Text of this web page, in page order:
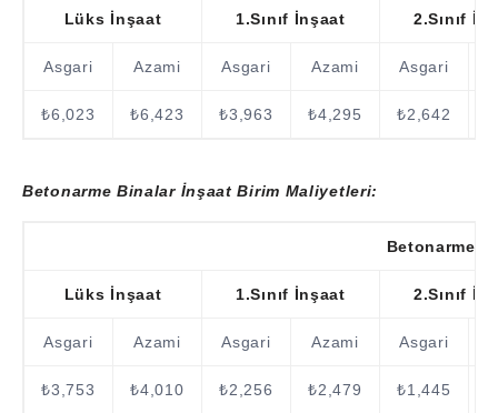
Lüks İnşaat 1.Sınıf İnşaat 2.Sınıf
Asgari Azami Asgari Azami Asgari
₺6,023 ₺6,423 ₺3,963 ₺4,295 ₺2,642
Betonarme Binalar İnşaat Birim Maliyetleri:
Betonarme
Lüks İnşaat 1.Sınıf İnşaat 2.Sınıf
Asgari Azami Asgari Azami Asgari
₺3,753 ₺4,010 ₺2,256 ₺2,479 ₺1,445